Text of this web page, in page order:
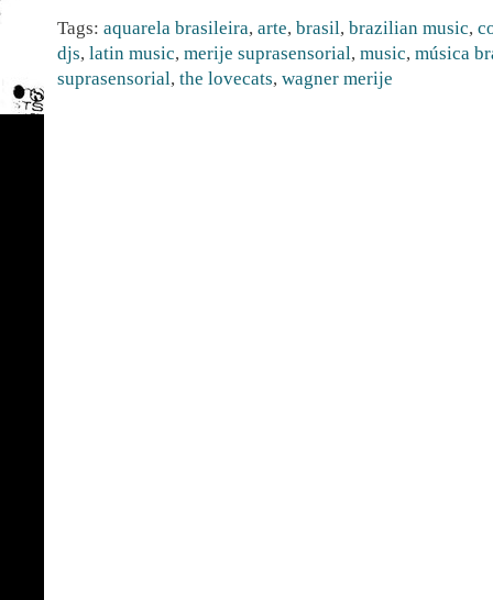
Tags: aquarela brasileira, arte, brasil, brazilian music,
djs, latin music, merije suprasensorial, music, música
suprasensorial, the lovecats, wagner merije